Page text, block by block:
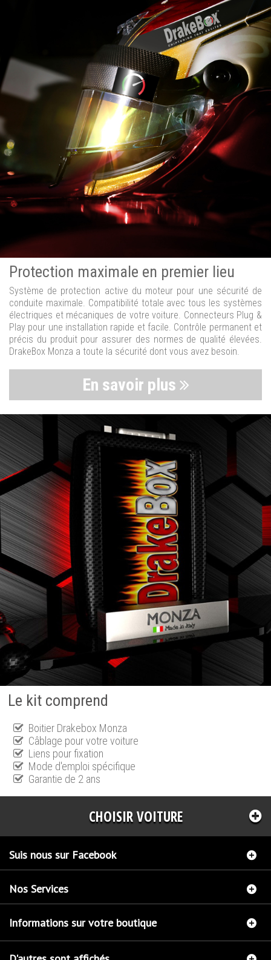
Protection maximale en premier lieu
Système de protection active du moteur pour une sécurité de
conduite maximale. Compatibilité totale avec tous les systèmes
électriques et mécaniques de votre voiture. Connecteurs Plug &
Play pour une installation rapide et facile. Contrôle permanent et
précis du produit pour assurer des normes de qualité élevées.
DrakeBox Monza a toute la sécurité dont vous avez besoin.
En savoir plus
Le kit comprend
Boitier Drakebox Monza
Câblage pour votre voiture
Liens pour fixation
Mode d'emploi spécifique
Garantie de 2 ans
CHOISIR VOITURE
Suis nous sur Facebook
Nos Services
Informations sur votre boutique